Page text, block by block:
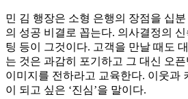
민 김 행장은 소형 은행의 장점을 십
의 성공 비결로 꼽는다. 의사결정의
팅 등이 그것이다. 고객을 만날 때도
는 것은 과감히 포기하고 그 대신 오
이미지를 전하라고 교육한다. 이웃과
이 되고 싶은 ‘진심’을 말이다.